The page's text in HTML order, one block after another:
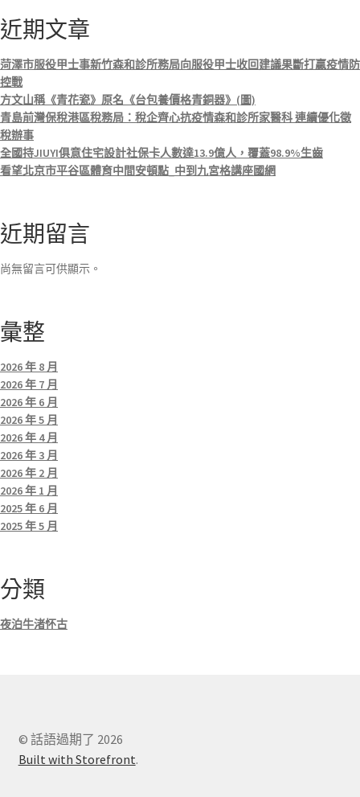
近期文章
菏澤市服役甲士事新竹森和診所務局向服役甲士收回建議果斷打贏疫情防
控戰
方文山稱《青花瓷》原名《台包養價格青銅器》(圖)
青島前灣保稅港區稅務局：稅企齊心抗疫情森和診所家醫科 連續優化徵
稅辦事
全國持JIUYI俱意住宅設計社保卡人數達13.9億人，覆蓋98.9%生齒
看望北京市平谷區體育中間安頓點_中到九宮格講座國網
近期留言
尚無留言可供顯示。
彙整
2026 年 8 月
2026 年 7 月
2026 年 6 月
2026 年 5 月
2026 年 4 月
2026 年 3 月
2026 年 2 月
2026 年 1 月
2025 年 6 月
2025 年 5 月
分類
夜泊牛渚怀古
© 話語過期了 2026
Built with Storefront.